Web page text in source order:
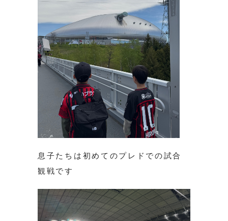
息子たちは初めてのプレドでの試合
観戦です